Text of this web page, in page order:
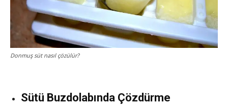
Donmuş süt nasıl çözülür?
Sütü Buzdolabında Çözdürme